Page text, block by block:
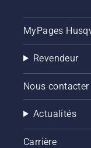
MyPages
Revendeur
Nous contacter
Actualités
Carrière